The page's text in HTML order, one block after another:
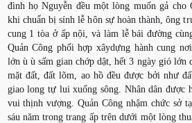
đình họ Nguyễn đều một lòng muốn gả cho
khi chuẩn bị sính lễ hôn sự hoàn thành, ông
cung 1 tòa ở ấp nội, và làm lễ bái đường
Quản Công phối hợp xâydựng hành cung
lớn ù ù sấm gian chớp dật, hết 3 ngày gió lớn
mặt đất, đất lõm, ao hồ đều được bởi như
giao long tự lui xuống sông. Nhân dân được
vui thịnh vượng. Quản Công nhậm chức sở
sáu năm trong trang ấp trên dưới một lòng